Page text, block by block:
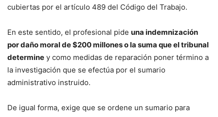
cubiertas por el artículo 489 del Código del Trabajo.
En este sentido, el profesional pide una indemnización
por daño moral de $200 millones o la suma que el tribunal
determine y como medidas de reparación poner término a
la investigación que se efectúa por el sumario
administrativo instruido.
De igual forma, exige que se ordene un sumario para